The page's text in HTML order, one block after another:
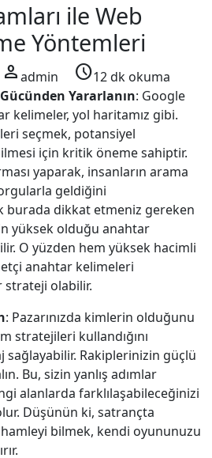
ile Web
Yöntemleri
personadmin schedule12 dk okuma
Yararlanın: Google
kelimeler, yol haritamız gibi.
seçmek, potansiyel
için kritik öneme sahiptir.
yaparak, insanların arama
geldiğini
burada dikkat etmeniz gereken
yüksek olduğu anahtar
O yüzden hem yüksek hacimli
anahtar kelimeleri
strateji olabilir.
: Pazarınızda kimlerin olduğunu
stratejileri kullandığını
sağlayabilir. Rakiplerinizin güçlü
Bu, sizin yanlış adımlar
alanlarda farklılaşabileceğinizi
Düşünün ki, satrançta
bilmek, kendi oyununuzu